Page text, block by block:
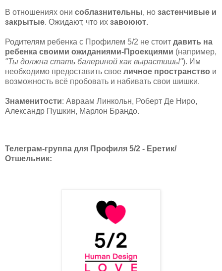
В отношениях они соблазнительны, но застенчивые и
закрытые. Ожидают, что их завоюют.
Родителям ребенка с Профилем 5/2 не стоит давить на
ребенка своими ожиданиями-Проекциями (например,
"Ты должна стать балериной как вырастишь!"). Им
необходимо предоставить свое личное пространство и
возможность всё пробовать и набивать свои шишки.
Знаменитости: Авраам Линкольн, Роберт Де Ниро,
Александр Пушкин, Марлон Брандо.
Телеграм-группа для Профиля 5/2 - Еретик/
Отшельник: